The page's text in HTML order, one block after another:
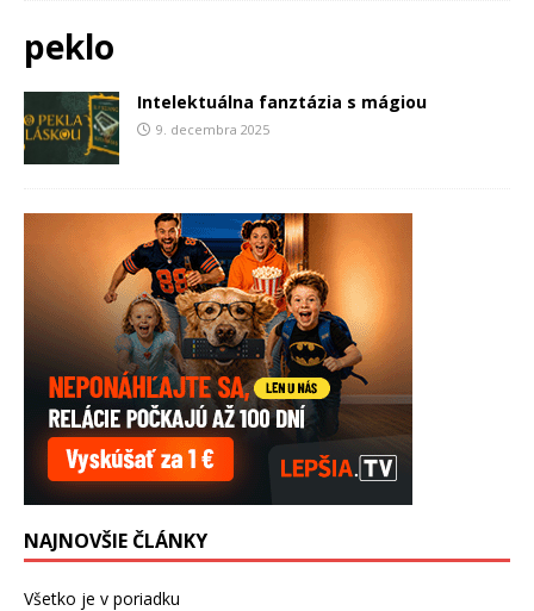
peklo
Intelektuálna fanztázia s mágiou
9. decembra 2025
NAJNOVŠIE ČLÁNKY
Všetko je v poriadku